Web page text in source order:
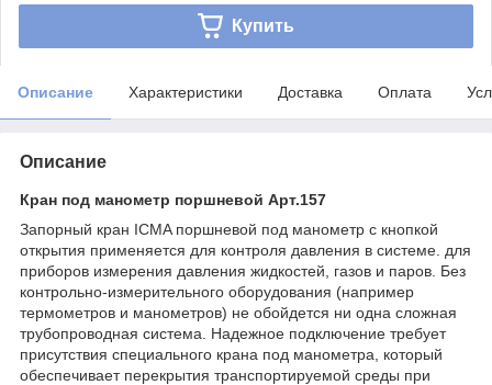
Купить
Описание Характеристики Доставка Оплата
Описание
Кран под манометр поршневой Арт.157
Запорный кран ICMA поршневой под манометр с кнопкой
открытия применяется для контроля давления в системе. для
приборов измерения давления жидкостей, газов и паров. Без
контрольно-измерительного оборудования (например
термометров и манометров) не обойдется ни одна сложная
трубопроводная система. Надежное подключение требует
присутствия специального крана под манометра, который
обеспечивает перекрытия транспортируемой среды при